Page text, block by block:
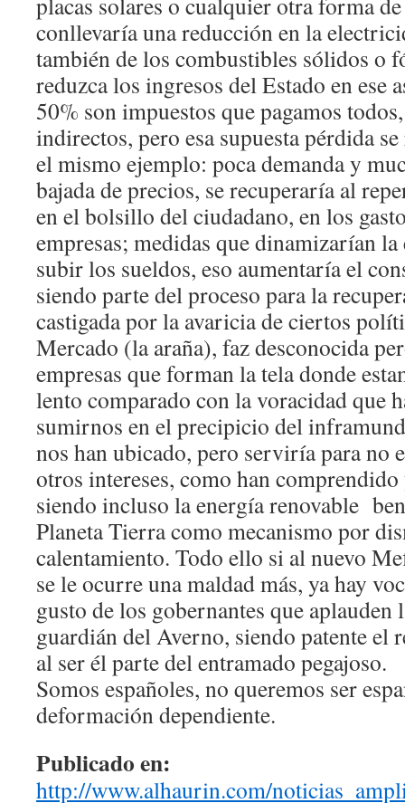
conllevaría una reducción en la
también de los combustibles sólidos o
reduzca los ingresos del Estado en ese
50% son impuestos que pagamos
indirectos, pero esa supuesta pérdida
el mismo ejemplo: poca demanda y
bajada de precios, se recuperaría al
en el bolsillo del ciudadano, en los
empresas; medidas que dinamizarían
subir los sueldos, eso aumentaría el
siendo parte del proceso para la
castigada por la avaricia de ciertos
Mercado (la araña), faz desconocida
empresas que forman la tela donde
lento comparado con la voracidad que
sumirnos en el precipicio del
nos han ubicado, pero serviría para no
otros intereses, como han comprendido
siendo incluso la energía renovable
Planeta Tierra como mecanismo por
calentamiento. Todo ello si al nuevo
se le ocurre una maldad más, ya hay
gusto de los gobernantes que aplauden
guardián del Averno, siendo patente el
al ser él parte del entramado pegajoso.
Somos españoles, no queremos ser
deformación dependiente.
Publicado en:
http://www.alhaurin.com/notici